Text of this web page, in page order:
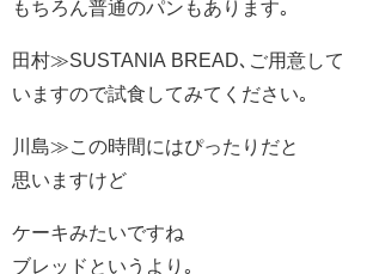
もちろん普通のパンもあります｡
田村≫SUSTANIA BREAD､ご用意して
いますので試食してみてください｡
川島≫この時間にはぴったりだと
思いますけど
ケーキみたいですね
ブレッドというより｡